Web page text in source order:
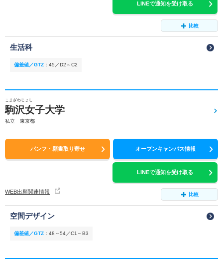
LINEで通知を受け取る
比較
生活科
偏差値／GTZ ： 45／D2～C2
こまざわじょし
駒沢女子大学
私立 東京都
パンフ・願書取り寄せ オープンキャンパス情報
LINEで通知を受け取る
WEB出願関連情報 比較
空間デザイン
偏差値／GTZ ： 48～54／C1～B3